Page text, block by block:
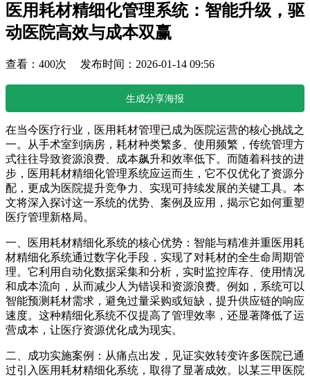
医用耗材精细化管理系统：智能升级，驱
动医院高效与成本双赢
查看：400次 发布时间：2026-01-14 09:56
生成分享海报
在当今医疗行业，医用耗材管理已成为医院运营的核心挑战之
一。从手术室到病房，耗材种类繁多、使用频繁，传统管理方
式往往导致资源浪费、成本飙升和效率低下。而随着科技的进
步，医用耗材精细化管理系统应运而生，它不仅优化了资源分
配，更成为医院提升竞争力、实现可持续发展的关键工具。本
文将深入探讨这一系统的优势、案例及应用，揭示它如何重塑
医疗管理新格局。
一、医用耗材精细化系统的核心优势：智能与精准并重医用耗
材精细化系统通过数字化手段，实现了对耗材的全生命周期管
理。它利用自动化数据采集和分析，实时监控库存、使用情况
和成本流向，从而减少人为错误和资源浪费。例如，系统可以
智能预测耗材需求，避免过量采购或短缺，提升供应链的响应
速度。这种精细化系统不仅提高了管理效率，还显著降低了运
营成本，让医疗资源优化成为现实。
二、成功实施案例：从痛点出发，见证实效转变许多医院已通
过引入医用耗材精细化系统，取得了显著成效。以某三甲医院